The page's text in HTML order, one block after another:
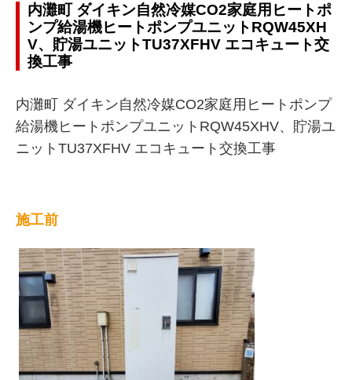
内灘町 ダイキン自然冷媒CO2家庭用ヒートポ
ンプ給湯機ヒートポンプユニットRQW45XH
V、貯湯ユニットTU37XFHV エコキュート交
換工事
内灘町 ダイキン自然冷媒CO2家庭用ヒートポンプ
給湯機ヒートポンプユニットRQW45XHV、貯湯ユ
ニットTU37XFHV エコキュート交換工事
施工前